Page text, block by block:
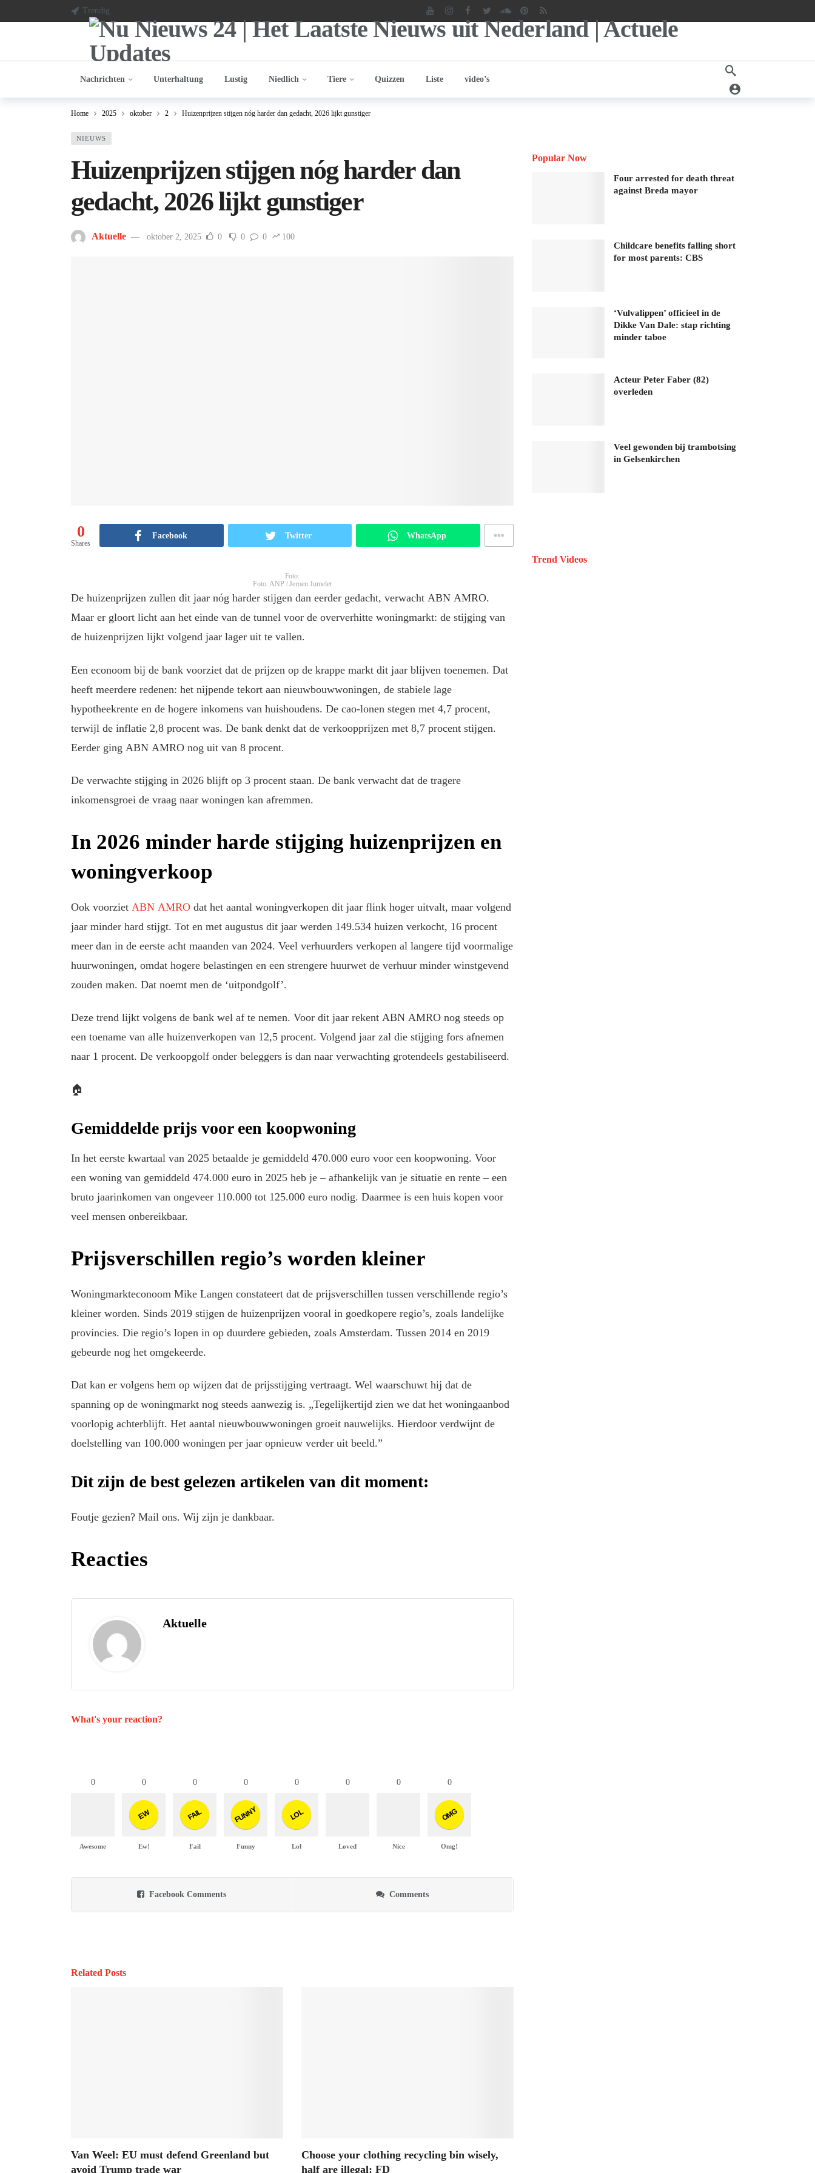
Trendig
Nachrichten Unterhaltung Lustig Niedlich Tiere Quizzen Liste video’s
Home 2025 oktober 2 Huizenprijzen stijgen nóg harder dan gedacht, 2026 lijkt gunstiger
NIEUWS
Huizenprijzen stijgen nóg harder dan
gedacht, 2026 lijkt gunstiger
Aktuelle oktober 2, 2025 0 0 0 100
0
Shares
Facebook Twitter WhatsApp
Foto:
Foto: ANP / Jeroen Jumelet
De huizenprijzen zullen dit jaar nóg harder stijgen dan eerder gedacht, verwacht ABN AMRO.
Maar er gloort licht aan het einde van de tunnel voor de oververhitte woningmarkt: de stijging van
de huizenprijzen lijkt volgend jaar lager uit te vallen.
Een econoom bij de bank voorziet dat de prijzen op de krappe markt dit jaar blijven toenemen. Dat
heeft meerdere redenen: het nijpende tekort aan nieuwbouwwoningen, de stabiele lage
hypotheekrente en de hogere inkomens van huishoudens. De cao‑lonen stegen met 4,7 procent,
terwijl de inflatie 2,8 procent was. De bank denkt dat de verkoopprijzen met 8,7 procent stijgen.
Eerder ging ABN AMRO nog uit van 8 procent.
De verwachte stijging in 2026 blijft op 3 procent staan. De bank verwacht dat de tragere
inkomensgroei de vraag naar woningen kan afremmen.
In 2026 minder harde stijging huizenprijzen en
woningverkoop
Ook voorziet ABN AMROdat het aantal woningverkopen dit jaar flink hoger uitvalt, maar volgend
jaar minder hard stijgt. Tot en met augustus dit jaar werden 149.534 huizen verkocht, 16 procent
meer dan in de eerste acht maanden van 2024. Veel verhuurders verkopen al langere tijd voormalige
huurwoningen, omdat hogere belastingen en een strengere huurwet de verhuur minder winstgevend
zouden maken. Dat noemt men de ‘uitpondgolf’.
Deze trend lijkt volgens de bank wel af te nemen. Voor dit jaar rekent ABN AMRO nog steeds op
een toename van alle huizenverkopen van 12,5 procent. Volgend jaar zal die stijging fors afnemen
naar 1 procent. De verkoopgolf onder beleggers is dan naar verwachting grotendeels gestabiliseerd.
🏠
Gemiddelde prijs voor een koopwoning
In het eerste kwartaal van 2025 betaalde je gemiddeld 470.000 euro voor een koopwoning. Voor
een woning van gemiddeld 474.000 euro in 2025 heb je – afhankelijk van je situatie en rente – een
bruto jaarinkomen van ongeveer 110.000 tot 125.000 euro nodig. Daarmee is een huis kopen voor
veel mensen onbereikbaar.
Prijsverschillen regio’s worden kleiner
Woningmarkteconoom Mike Langen constateert dat de prijsverschillen tussen verschillende regio’s
kleiner worden. Sinds 2019 stijgen de huizenprijzen vooral in goedkopere regio’s, zoals landelijke
provincies. Die regio’s lopen in op duurdere gebieden, zoals Amsterdam. Tussen 2014 en 2019
gebeurde nog het omgekeerde.
Dat kan er volgens hem op wijzen dat de prijsstijging vertraagt. Wel waarschuwt hij dat de
spanning op de woningmarkt nog steeds aanwezig is. „Tegelijkertijd zien we dat het woningaanbod
voorlopig achterblijft. Het aantal nieuwbouwwoningen groeit nauwelijks. Hierdoor verdwijnt de
doelstelling van 100.000 woningen per jaar opnieuw verder uit beeld.”
Dit zijn de best gelezen artikelen van dit moment:
Foutje gezien? Mail ons. Wij zijn je dankbaar.
Reacties
Aktuelle
What's your reaction?
0
Awesome
0
EW
Ew!
0
FAIL
Fail
0
FUNNY
Funny
0
LOL
Lol
0
Loved
0
Nice
0
OMG
Omg!
Facebook Comments Comments
Related Posts
Van Weel: EU must defend Greenland but
avoid Trump trade war
Choose your clothing recycling bin wisely,
half are illegal: FD
Popular Now
Four arrested for death threat
against Breda mayor
Childcare benefits falling short
for most parents: CBS
‘Vulvalippen’ officieel in de
Dikke Van Dale: stap richting
minder taboe
Acteur Peter Faber (82)
overleden
Veel gewonden bij trambotsing
in Gelsenkirchen
Trend Videos